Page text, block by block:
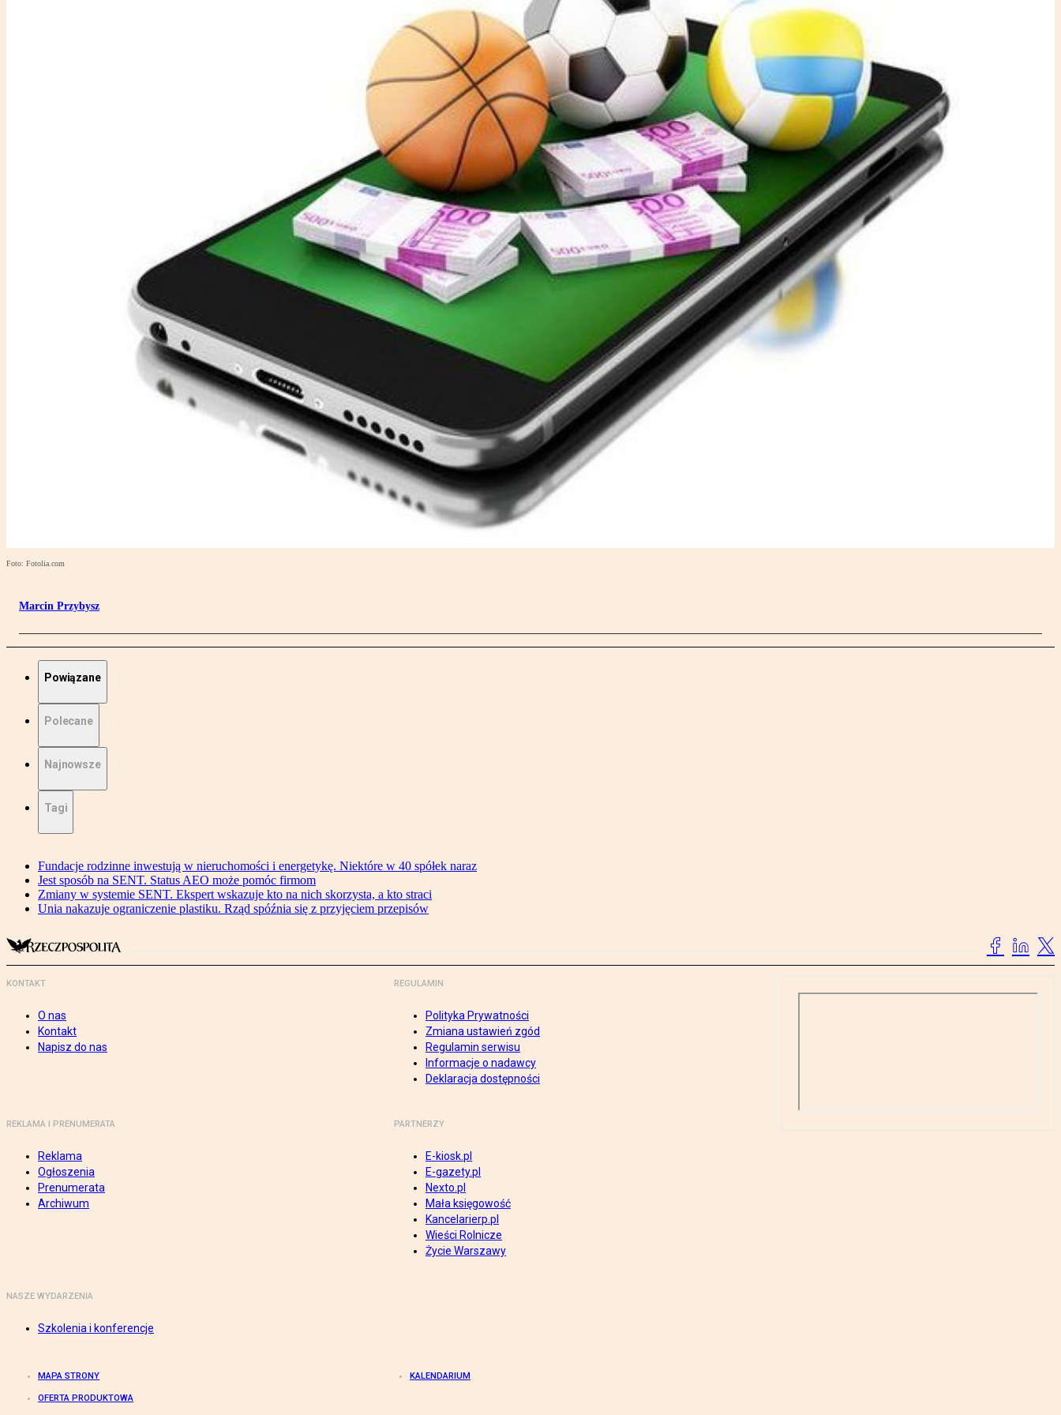
Foto: Fotolia.com
Marcin Przybysz
Powiązane
Polecane
Najnowsze
Tagi
Fundacje rodzinne inwestują w nieruchomości i energetykę. Niektóre w 40 spółek naraz
Jest sposób na SENT. Status AEO może pomóc firmom
Zmiany w systemie SENT. Ekspert wskazuje kto na nich skorzysta, a kto straci
Unia nakazuje ograniczenie plastiku. Rząd spóźnia się z przyjęciem przepisów
KONTAKT
O nas
Kontakt
Napisz do nas
REGULAMIN
Polityka Prywatności
Zmiana ustawień zgód
Regulamin serwisu
Informacje o nadawcy
Deklaracja dostępności
REKLAMA I PRENUMERATA
Reklama
Ogłoszenia
Prenumerata
Archiwum
PARTNERZY
E-kiosk.pl
E-gazety.pl
Nexto.pl
Mała księgowość
Kancelarierp.pl
Wieści Rolnicze
Życie Warszawy
NASZE WYDARZENIA
Szkolenia i konferencje
MAPA STRONY KALENDARIUM
OFERTA PRODUKTOWA